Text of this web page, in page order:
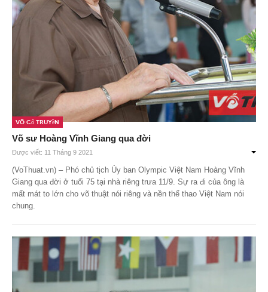
Võ Cổ Truyền
Võ sư Hoàng Vĩnh Giang qua đời
Được viết: 11 Tháng 9 2021
(VoThuat.vn) – Phó chủ tịch Ủy ban Olympic Việt Nam Hoàng Vĩnh
Giang qua đời ở tuổi 75 tại nhà riêng trưa 11/9. Sự ra đi của ông là
mất mát to lớn cho võ thuật nói riêng và nền thể thao Việt Nam nói
chung.